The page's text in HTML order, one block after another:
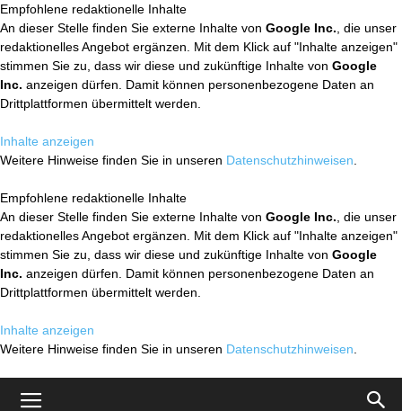
Empfohlene redaktionelle Inhalte
An dieser Stelle finden Sie externe Inhalte von Google Inc. , die unser
redaktionelles Angebot ergänzen. Mit dem Klick auf "Inhalte anzeigen"
stimmen Sie zu, dass wir diese und zukünftige Inhalte von Google
Inc. anzeigen dürfen. Damit können personenbezogene Daten an
Drittplattformen übermittelt werden.
Inhalte anzeigen
Weitere Hinweise finden Sie in unseren Datenschutzhinweisen
Empfohlene redaktionelle Inhalte
An dieser Stelle finden Sie externe Inhalte von Google Inc. , die unser
redaktionelles Angebot ergänzen. Mit dem Klick auf "Inhalte anzeigen"
stimmen Sie zu, dass wir diese und zukünftige Inhalte von Google
Inc. anzeigen dürfen. Damit können personenbezogene Daten an
Drittplattformen übermittelt werden.
Inhalte anzeigen
Weitere Hinweise finden Sie in unseren Datenschutzhinweisen